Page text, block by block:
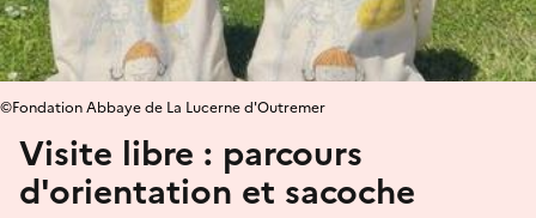
Visite libre : parcours
d'orientation et sacoche
©Fondation Abbaye de La Lucerne d'Outremer